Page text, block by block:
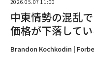
2026.05.07 11:00
中東情勢の混乱
価格が下落して
Brandon Kochkodin |